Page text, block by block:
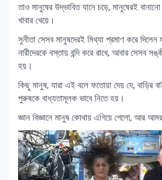
তাও মানুষের উদ্ভাবিত যানে চড়ে, মানুষেরই
খাবার খেয়ে।
সুনীতা সেসব মানুষদেরই মিথ্যা প্রমাণ করে দিলেন
নারীদেরকে বস্তায় বন্দি করে রাখে, আবার সেসব
হয়।
কিছু মানুষ, যারা এই বলে ফতোয়া দেয় যে, বাড়ির
পুরুষকে বাধ্যতামূলক ভাবে নিতে হয়।
জ্ঞান বিজ্ঞানে মানুষ কোথায় এগিয়ে গেলো, আর